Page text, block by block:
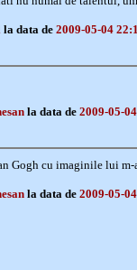
la data de 2009-05-04
la data de 2009-05-
Gogh cu imaginile lui m-
la data de 2009-05-